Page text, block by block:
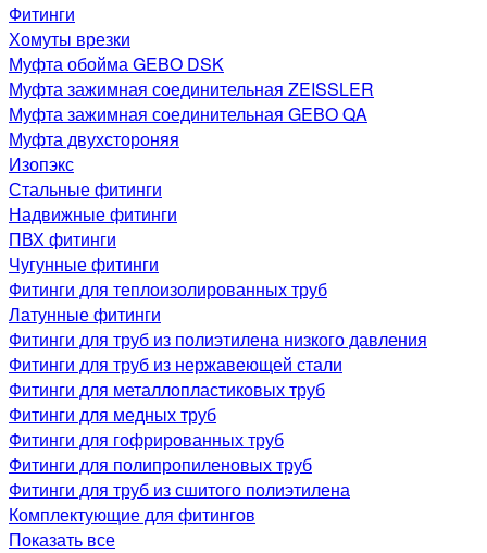
Фитинги
Хомуты врезки
Муфта обойма GEBO DSK
Муфта зажимная соединительная ZEISSLER
Муфта зажимная соединительная GEBO QA
Муфта двухстороняя
Изопэкс
Стальные фитинги
Надвижные фитинги
ПВХ фитинги
Чугунные фитинги
Фитинги для теплоизолированных труб
Латунные фитинги
Фитинги для труб из полиэтилена низкого давления
Фитинги для труб из нержавеющей стали
Фитинги для металлопластиковых труб
Фитинги для медных труб
Фитинги для гофрированных труб
Фитинги для полипропиленовых труб
Фитинги для труб из сшитого полиэтилена
Комплектующие для фитингов
Показать все